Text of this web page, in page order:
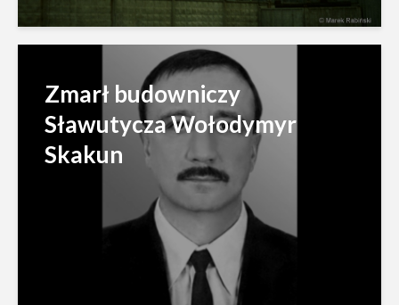
Zmarł budowniczy
Sławutycza Wołodymyr
Skakun